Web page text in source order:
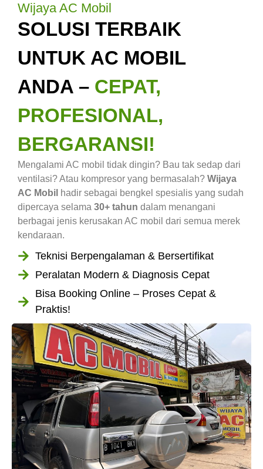
Wijaya AC Mobil
SOLUSI TERBAIK
UNTUK AC MOBIL
ANDA – CEPAT,
PROFESIONAL,
BERGARANSI!
Mengalami AC mobil tidak dingin? Bau tak sedap dari
ventilasi? Atau kompresor yang bermasalah? Wijaya
AC Mobil hadir sebagai bengkel spesialis yang sudah
dipercaya selama 30+ tahun dalam menangani
berbagai jenis kerusakan AC mobil dari semua merek
kendaraan.
Teknisi Berpengalaman & Bersertifikat
Peralatan Modern & Diagnosis Cepat
Bisa Booking Online – Proses Cepat &
Praktis!